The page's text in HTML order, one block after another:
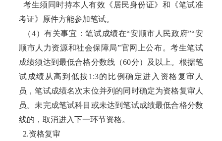
考生须同时持本人有效《居民身份证》和《笔试准
考证》原件方能参加笔试。
（4）有关事宜：笔试成绩在“安顺市人民政府”“安
顺市人力资源和社会保障局”官网上公布。考生笔试
成绩须达到最低合格分数线（60分）及以上。根据笔
试成绩从高到低按1:3的比例确定进入资格复审人
员，笔试成绩名次末位并列的同时确定为资格复审人
员。未完成笔试科目或未达到笔试成绩最低合格分数
线的，取消进入下一环节资格。
2.资格复审